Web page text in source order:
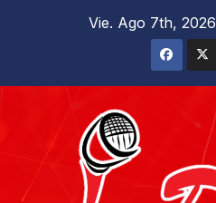
Vie. Ago 7th, 2026